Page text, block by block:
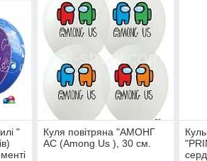
"
Куля повітряна "АМОНГ
АС (Among Us ), 30 см.